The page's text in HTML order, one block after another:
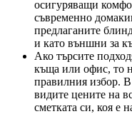
осигуряващи
съвременно
предлаганите
и като външни за
Ако търсите
къща или офис, то
правилния избор.
видите цените на
сметката си, коя е